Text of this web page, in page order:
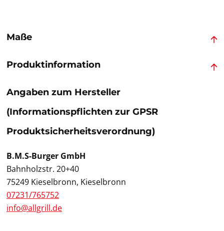
Maße
Produktinformation
Angaben zum Hersteller
(Informationspflichten zur GPSR
Produktsicherheitsverordnung)
B.M.S-Burger GmbH
Bahnholzstr. 20+40
75249 Kieselbronn, Kieselbronn
07231/765752
info@allgrill.de